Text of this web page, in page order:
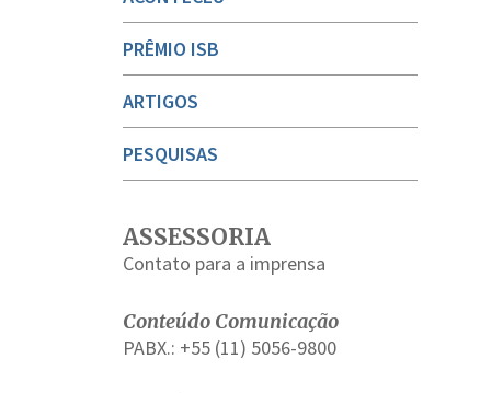
PRÊMIO ISB
ARTIGOS
PESQUISAS
ASSESSORIA
Contato para a imprensa
Conteúdo Comunicação
PABX.: +55 (11) 5056-9800